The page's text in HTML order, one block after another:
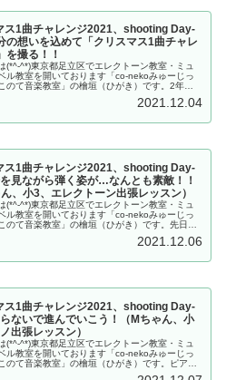
ス1曲チャレンジ2021、shooting Day-
の想いを込めて「クリスマス1曲チャレ
を撮る！！
(*^-^*)東京都足立区でエレクトーン教室・ミュ
ル教室を開いております「co-nekoみゅーじっ
のて音楽教室」の檜垣（ひがき）です。2年ぶ
てくだ...
2021.12.04
ス1曲チャレンジ2021、shooting Day-
見ながら弾く姿が…なんとも素敵！！
ん、小3、エレクトーン出張レッスン）
(*^-^*)東京都足立区でエレクトーン教室・ミュ
ル教室を開いております「co-nekoみゅーじっ
のて音楽教室」の檜垣（ひがき）です。先日の
Yちゃん...
2021.12.06
ス1曲チャレンジ2021、shooting Day-
ないで進んでいこう！（Mちゃん、小
出張レッスン）
(*^-^*)東京都足立区でエレクトーン教室・ミュ
ル教室を開いております「co-nekoみゅーじっ
のて音楽教室」の檜垣（ひがき）です。ピアノ